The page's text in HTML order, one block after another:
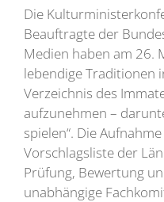
Die
Beauftragte der
Medien haben am 26.
lebendige Traditionen
Verzeichnis des
aufzunehmen –
spielen“. Die
Vorschlagsliste der
Prüfung, Bewertung
unabhängige